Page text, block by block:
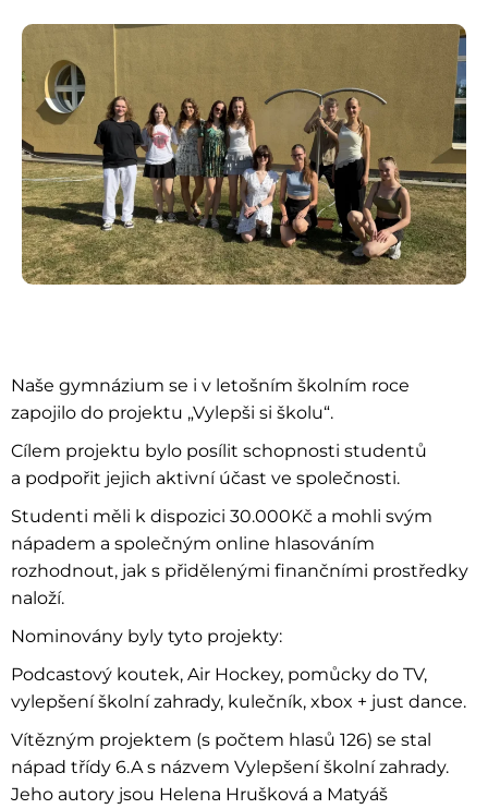
Naše gymnázium se i v letošním školním roce
zapojilo do projektu „Vylepši si školu“.
Cílem projektu bylo posílit schopnosti studentů
a podpořit jejich aktivní účast ve společnosti.
Studenti měli k dispozici 30.000Kč a mohli svým
nápadem a společným online hlasováním
rozhodnout, jak s přidělenými finančními prostředky
naloží.
Nominovány byly tyto projekty:
Podcastový koutek, Air Hockey, pomůcky do TV,
vylepšení školní zahrady, kulečník, xbox + just dance.
Vítězným projektem (s počtem hlasů 126) se stal
nápad třídy 6.A s názvem Vylepšení školní zahrady.
Jeho autory jsou Helena Hrušková a Matyáš